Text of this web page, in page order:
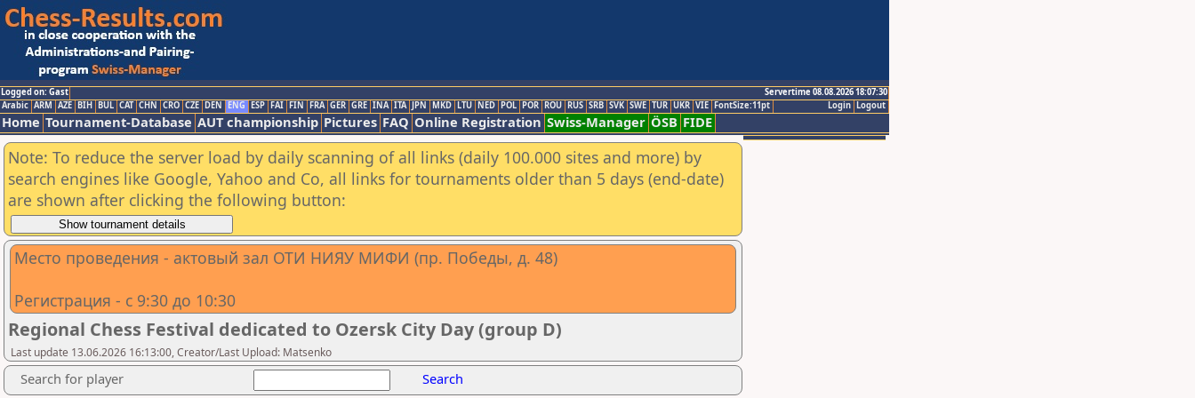
Logged on: Gast
Servertime 08.08.2026 18:07:30
Logout
Login
Arabic ARM AZE BIH BUL CAT CHN CRO CZE DEN ENG ESP FAI FIN FRA GER GRE INA ITA JPN MKD LTU NED POL POR ROU RUS SRB SVK SWE TUR UKR VIE FontSize:11pt
Home Tournament-Database AUT championship Pictures FAQ Online Registration Swiss-Manager ÖSB FIDE
Note: To reduce the server load by daily scanning of all links (daily 100.000 sites and more) by
search engines like Google, Yahoo and Co, all links for tournaments older than 5 days (end-date)
are shown after clicking the following button:
Место проведения - актовый зал ОТИ НИЯУ МИФИ (пр. Победы, д. 48)
Регистрация - с 9:30 до 10:30
Regional Chess Festival dedicated to Ozersk City Day (group D)
Last update 13.06.2026 16:13:00, Creator/Last Upload: Matsenko
Search for player Search